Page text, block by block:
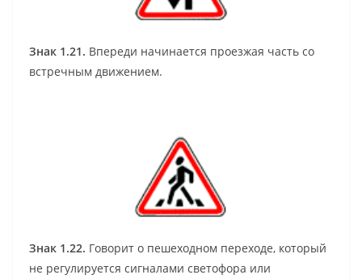
Знак 1.21. Впереди начинается проезжая часть со
встречным движением.
Знак 1.22. Говорит о пешеходном переходе, который
не регулируется сигналами светофора или